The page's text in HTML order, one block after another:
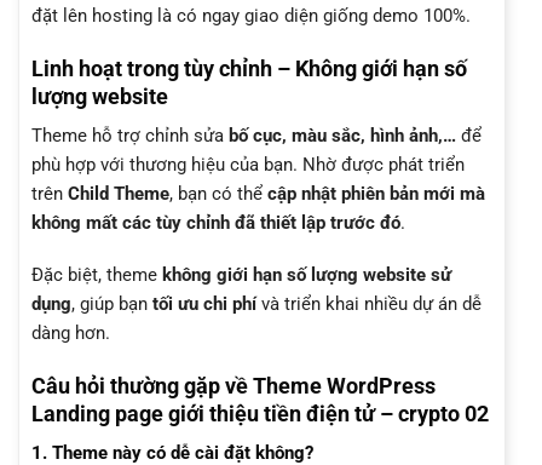
đặt lên hosting là có ngay giao diện giống demo 100%.
Linh hoạt trong tùy chỉnh – Không giới hạn số
lượng website
Theme hỗ trợ chỉnh sửa bố cục, màu sắc, hình ảnh,… để
phù hợp với thương hiệu của bạn. Nhờ được phát triển
trên Child Theme, bạn có thể cập nhật phiên bản mới mà
không mất các tùy chỉnh đã thiết lập trước đó.
Đặc biệt, theme không giới hạn số lượng website sử
dụng, giúp bạn tối ưu chi phívà triển khai nhiều dự án dễ
dàng hơn.
Câu hỏi thường gặp về Theme WordPress
Landing page giới thiệu tiền điện tử – crypto 02
1. Theme này có dễ cài đặt không?